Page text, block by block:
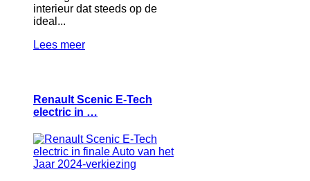
interieur dat steeds op de
ideal...
Lees meer
Renault Scenic E-Tech
electric in …